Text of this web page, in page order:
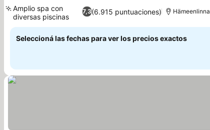
7,3(6.915 puntuaciones)
Amplio spa con
diversas piscinas
Hämeenlinna
Seleccioná las fechas para ver los precios exactos